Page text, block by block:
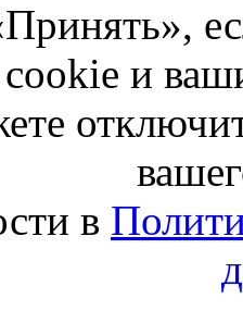
cookie и
в